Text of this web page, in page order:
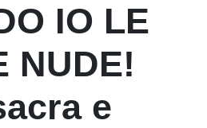
IO LE
NUDE!
e